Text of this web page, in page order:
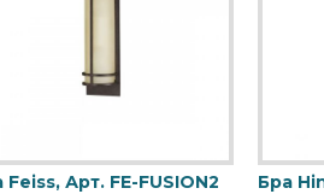
Feiss, Арт. FE-FUSION2 Бра